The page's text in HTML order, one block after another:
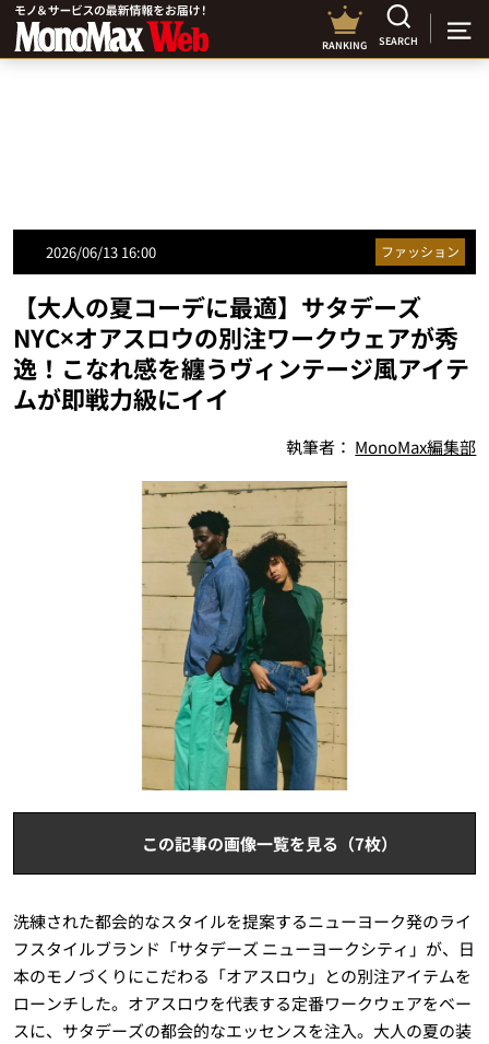
RANKING SEARCH
2026/06/13 16:00 ファッション
【大人の夏コーデに最適】サタデーズ
NYC×オアスロウの別注ワークウェアが秀
逸！こなれ感を纏うヴィンテージ風アイテ
ムが即戦力級にイイ
執筆者： MonoMax編集部
この記事の画像一覧を見る（7枚）
洗練された都会的なスタイルを提案するニューヨーク発のライ
フスタイルブランド「サタデーズ ニューヨークシティ」が、日
本のモノづくりにこだわる「オアスロウ」との別注アイテムを
ローンチした。オアスロウを代表する定番ワークウェアをベー
スに、サタデーズの都会的なエッセンスを注入。大人の夏の装